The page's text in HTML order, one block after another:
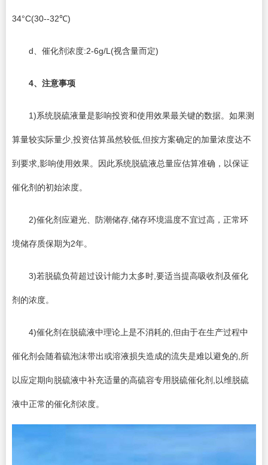
34°C(30--32℃)
d、催化剂浓度:2-6g/L(视含量而定)
4、注意事项
1)系统脱硫液量是影响投资和使用效果最关键的数据。如果测
算量较实际量少,投资估算虽然较低,但按方案确定的加量浓度达不
到要求,影响使用效果。因此系统脱硫液总量应估算准确，以保证
催化剂的初始浓度。
2)催化剂应避光、防潮储存,储存环境温度不宜过高，正常环
境储存质保期为2年。
3)若脱硫负荷超过设计能力太多时,要适当提高吸收剂及催化
剂的浓度。
4)催化剂在脱硫液中理论上是不消耗的,但由于在生产过程中
催化剂会随着硫泡沫带出或溶液损失造成的流失是难以避免的,所
以应定期向脱硫液中补充适量的高硫容专用脱硫催化剂,以维脱硫
液中正常的催化剂浓度。